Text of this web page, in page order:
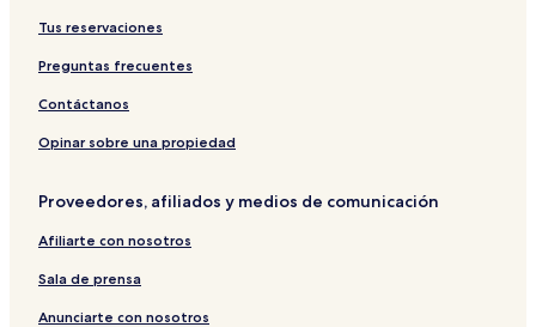
Tus reservaciones
Preguntas frecuentes
Contáctanos
Opinar sobre una propiedad
Proveedores, afiliados y medios de comunicación
Afiliarte con nosotros
Sala de prensa
Anunciarte con nosotros